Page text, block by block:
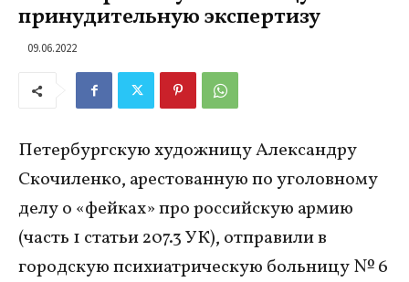
принудительную экспертизу
09.06.2022
Петербургскую художницу Александру
Скочиленко, арестованную по уголовному
делу о «фейках» про российскую армию
(часть 1 статьи 207.3 УК), отправили в
городскую психиатрическую больницу № 6